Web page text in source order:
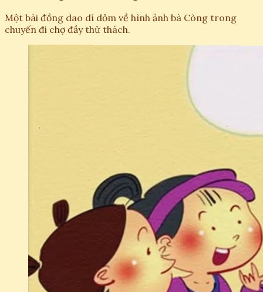
Một bài đồng dao dí dỏm về hình ảnh bà Còng trong
chuyến đi chợ đầy thử thách.